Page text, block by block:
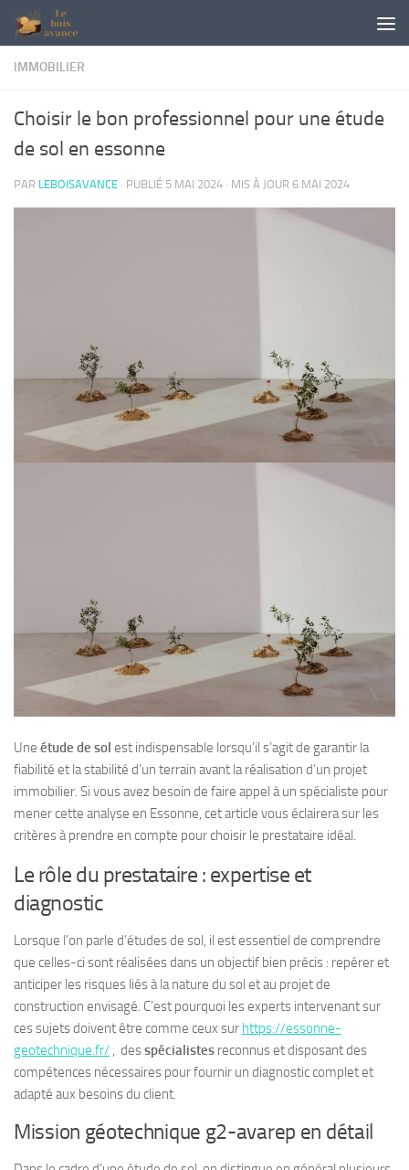
Skip to content
IMMOBILIER
Choisir le bon professionnel pour une étude
de sol en essonne
PAR LEBOISAVANCE · PUBLIÉ 5 MAI 2024 · MIS À JOUR 6 MAI 2024
Une étude de sol est indispensable lorsqu’il s’agit de garantir la
fiabilité et la stabilité d’un terrain avant la réalisation d’un projet
immobilier. Si vous avez besoin de faire appel à un spécialiste pour
mener cette analyse en Essonne, cet article vous éclairera sur les
critères à prendre en compte pour choisir le prestataire idéal.
Le rôle du prestataire : expertise et
diagnostic
Lorsque l’on parle d’études de sol, il est essentiel de comprendre
que celles-ci sont réalisées dans un objectif bien précis : repérer et
anticiper les risques liés à la nature du sol et au projet de
construction envisagé. C’est pourquoi les experts intervenant sur
ces sujets doivent être comme ceux sur https://essonne-
geotechnique.fr/ , desspécialistes reconnus et disposant des
compétences nécessaires pour fournir un diagnostic complet et
adapté aux besoins du client.
Mission géotechnique g2-avarep en détail